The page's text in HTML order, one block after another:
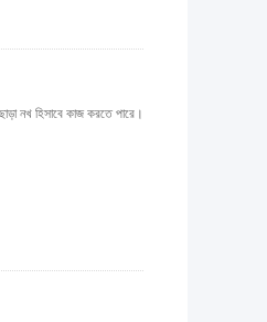
নখ হিসাবে কাজ করতে পারে।